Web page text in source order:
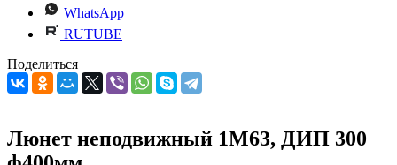
WhatsApp
RUTUBE
Поделиться
Люнет неподвижный 1М63, ДИП 300